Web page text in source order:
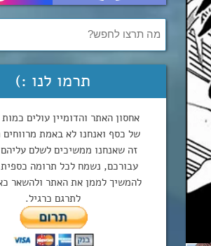
תרמו לנו :)
אחסון האתר והדומיין עולים
של כסף ואנחנו לא באמת
זה שאנחנו ממשיכים לשלם
עבורכם, נשמח לכל תרומה
להמשיך לממן את האתר ולהשאר
לתרגם כרגיל.